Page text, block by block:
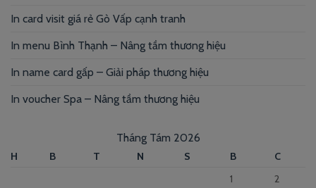
In card visit giá rẻ Gò Vấp cạnh tranh
In menu Bình Thạnh – Nâng tầm thương hiệu
In name card gấp – Giải pháp thương hiệu
In voucher Spa – Nâng tầm thương hiệu
Tháng Tám 2026
H B T N S B
C
1
2